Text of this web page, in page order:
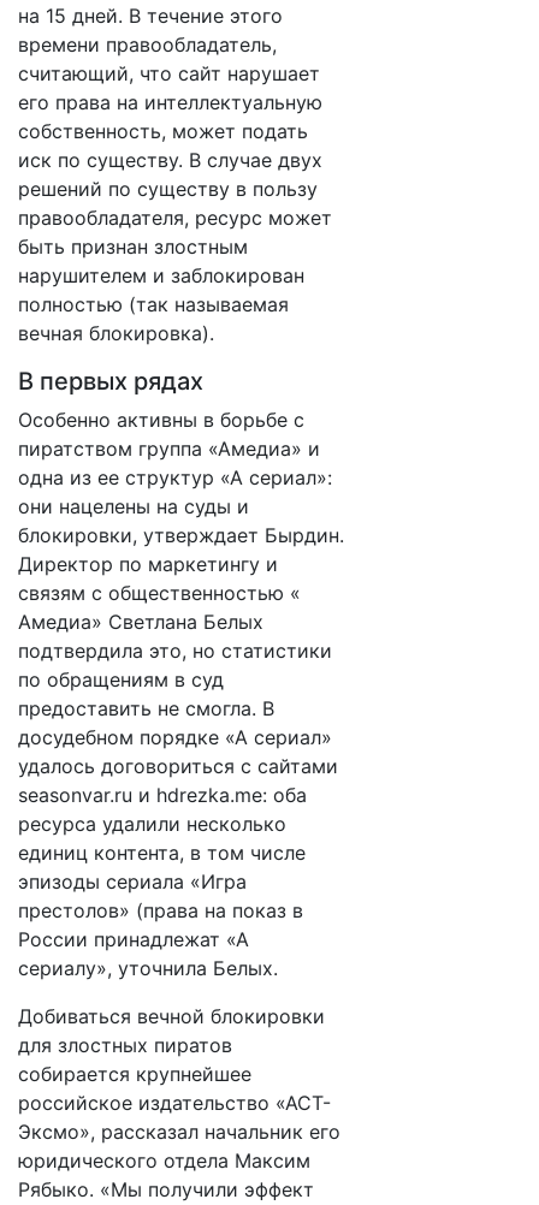
на 15 дней. В течение этого
времени правообладатель,
считающий, что сайт нарушает
его права на интеллектуальную
собственность, может подать
иск по существу. В случае двух
решений по существу в пользу
правообладателя, ресурс может
быть признан злостным
нарушителем и заблокирован
полностью (так называемая
вечная блокировка).
В первых рядах
Особенно активны в борьбе с
пиратством группа «​Амедиа» и
одна из ее структур «А сериал»:
они нацелены на суды и
блокировки, утверждает Бырдин.
Директор по маркетингу и
связям с общественностью «​
Амедиа» Светлана Белых
подтвердила это, но статистики
по обращениям в суд
предоставить не смогла. В
досудебном порядке «А сериал»
удалось договориться с сайтами
seasonvar.ru и hdrezka.me: оба
ресурса удалили несколько
единиц контента, в том числе
эпизоды сериала «Игра
престолов» (права на показ в
России принадлежат «А
сериалу», уточнила Белых.
Добиваться вечной блокировки
для злостных пиратов
собирается крупнейшее
российское издательство «АСТ-
Эксмо», рассказал начальник его
юридического отдела Максим
Рябыко. «Мы получили эффект